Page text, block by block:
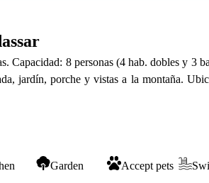
Capacidad: 8 personas (4 hab. dobles y 3
jardín, porche y vistas a la montaña.
Garden Accept pets